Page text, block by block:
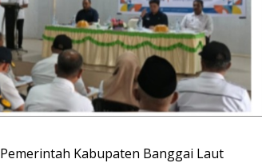
Pemerintah Kabupaten Banggai Laut